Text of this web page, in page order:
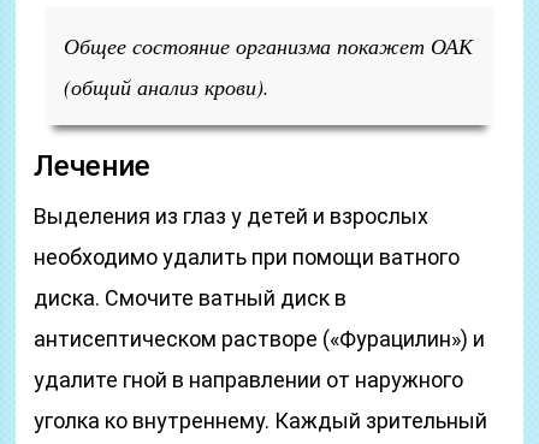
Общее состояние организма покажет ОАК
(общий анализ крови).
Лечение
Выделения из глаз у детей и взрослых
необходимо удалить при помощи ватного
диска. Смочите ватный диск в
антисептическом растворе («Фурацилин») и
удалите гной в направлении от наружного
уголка ко внутреннему. Каждый зрительный